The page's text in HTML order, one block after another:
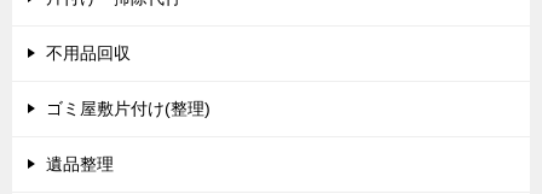
不用品回収
ゴミ屋敷片付け(整理)
遺品整理